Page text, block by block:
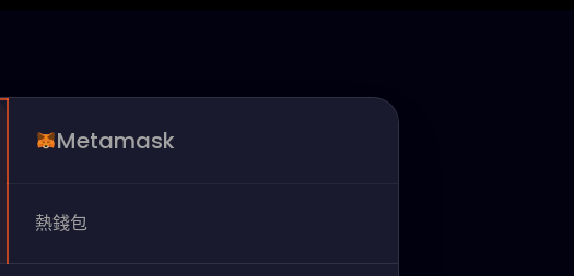
Metamask
熱錢包